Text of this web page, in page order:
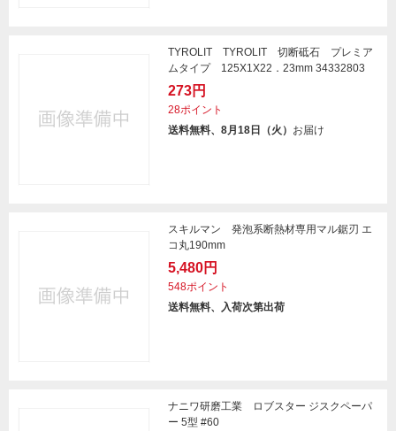
TYROLIT TYROLIT 切断砥石 プレミア
ムタイプ 125X1X22．23mm 34332803
273円
28ポイント
送料無料、8月18日（火） お届け
スキルマン 発泡系断熱材専用マル鋸刃 エ
コ丸190mm
5,480円
548ポイント
送料無料、入荷次第出荷
ナニワ研磨工業 ロブスター ジスクペーパ
ー 5型 #60